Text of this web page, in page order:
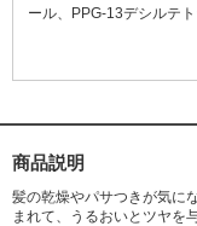
ール、PPG-13デシルテ
カキタンニン、コレステ
ィンゴシン、キサンタン
商品説明
髪の乾燥やパサつきが気に
まれて、うるおいとツヤを